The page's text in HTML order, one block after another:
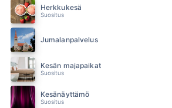
Herkkukesä
Suositus
Jumalanpalvelus
Kesän majapaikat
Suositus
Kesänäyttämö
Suositus